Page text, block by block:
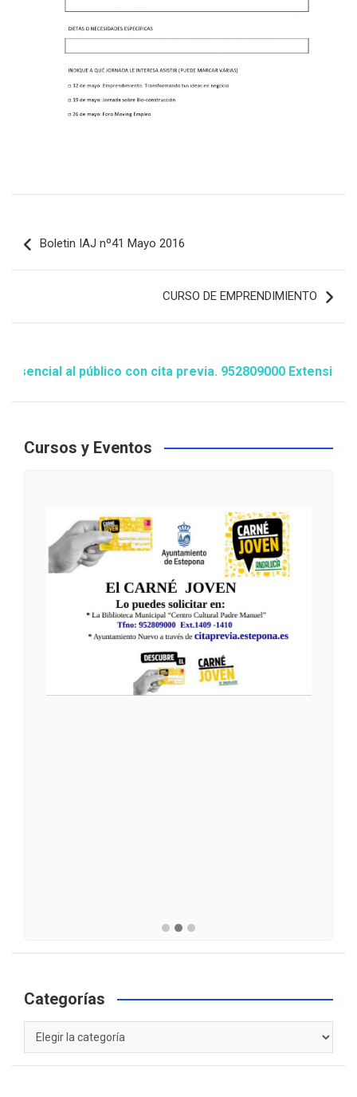
de
Boletin IAJ nº41 Mayo 2016
CURSO DE EMPRENDIMIENTO
al público con cita previa. 952809000 Extensión 1481/
Cursos y Eventos
Categorías
Categorías